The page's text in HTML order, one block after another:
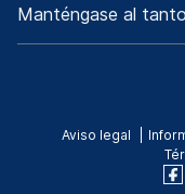
Manténgase al tanto
Aviso legal